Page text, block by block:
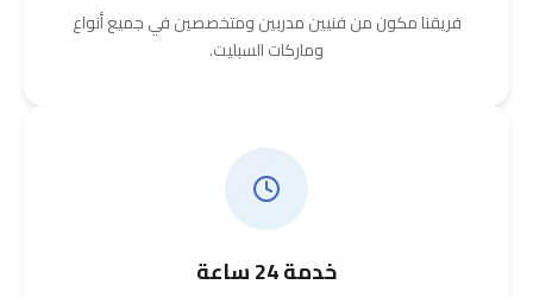
فريقنا مكون من فنيين مدربين ومتخصصين في جميع أنواع
وماركات السبليت.
خدمة 24 ساعة